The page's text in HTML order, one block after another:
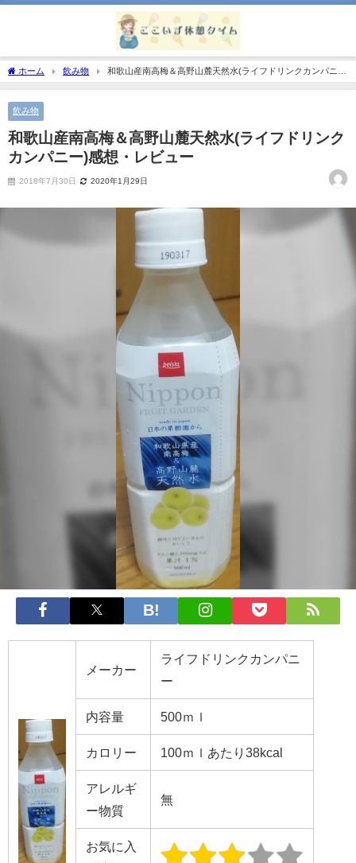
ホーム 飲み物
和歌山産南高梅＆高野山麓天然水(ライフドリンクカンパニ
ー)感想・レビュー
飲み物
和歌山産南高梅＆高野山麓天然水(ライフドリンク
カンパニー)感想・レビュー
2018年7月30日 2020年1月29日
メーカー
ライフドリンクカンパニ
ー
内容量 500ｍｌ
カロリー 100ｍｌあたり38kcal
アレルギ
ー物質
無
お気に入